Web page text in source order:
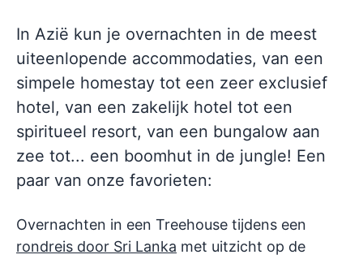
In Azië kun je overnachten in de meest
uiteenlopende accommodaties, van een
simpele homestay tot een zeer exclusief
hotel, van een zakelijk hotel tot een
spiritueel resort, van een bungalow aan
zee tot... een boomhut in de jungle! Een
paar van onze favorieten:
Overnachten in een Treehouse tijdens een
rondreis door Sri Lanka met uitzicht op de